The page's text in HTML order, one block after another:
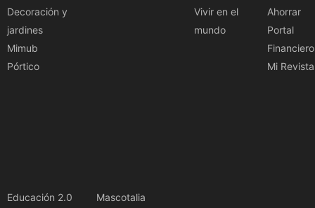
Decoración y
jardines
Mimub
Pórtico
Vivir en el
mundo
Ahorrar
Portal
Financiero
Mi Revista
Educación 2.0
Mascotalia